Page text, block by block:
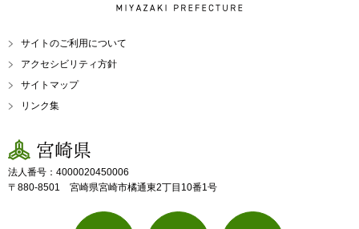
MIYAZAKI PREFECTURE
サイトのご利用について
アクセシビリティ方針
サイトマップ
リンク集
宮崎県
法人番号：4000020450006
〒880-8501 宮崎県宮崎市橘通東2丁目10番1号